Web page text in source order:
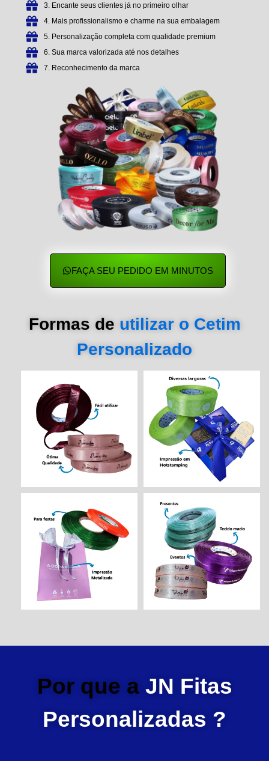
3. Encante seus clientes já no primeiro olhar
4. Mais profissionalismo e charme na sua embalagem
5. Personalização completa com qualidade premium
6. Sua marca valorizada até nos detalhes
7. Reconhecimento da marca
FAÇA SEU PEDIDO EM MINUTOS
Formas de utilizar o Cetim
Personalizado
Por que a JN Fitas
Personalizadas ?